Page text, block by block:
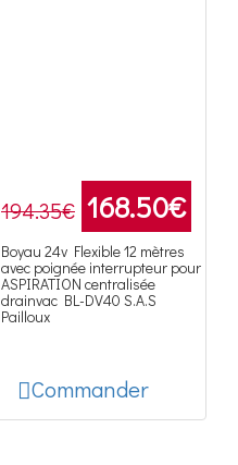
194.35€ 168.50€
Boyau 24v Flexible 12 mètres
avec poignée interrupteur pour
ASPIRATION centralisée
drainvac BL-DV40 S.A.S
Pailloux
Commander